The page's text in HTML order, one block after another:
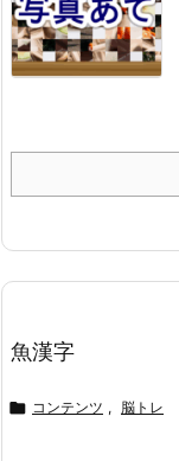
魚漢字
 コンテンツ , 脳トレ